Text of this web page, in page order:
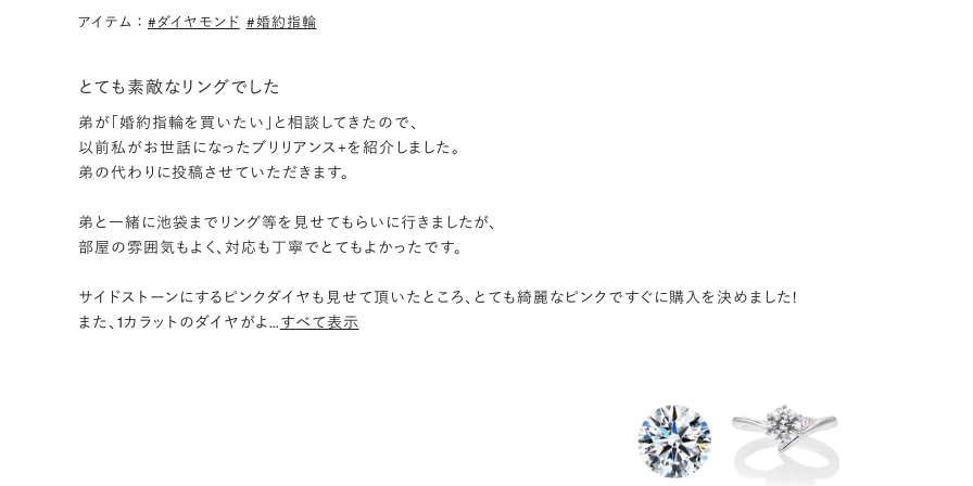
PT900 バルケット ソリティア リング 0.3ct
購入目的: プロポーズ用
アイテム ： #ダイヤモンド #婚約指輪
とても素敵なリングでした
弟が「婚約指輪を買いたい」と相談してきたので、
以前私がお世話になったブリリアンス+を紹介しました。
弟の代わりに投稿させていただきます。
弟と一緒に池袋までリング等を見せてもらいに行きましたが、
部屋の雰囲気もよく、対応も丁寧でとてもよかったです。
サイドストーンにするピンクダイヤも見せて頂いたところ、とても綺麗なピンクですぐに購入を決めました!
また、1カラットのダイヤがよ…すべて表示